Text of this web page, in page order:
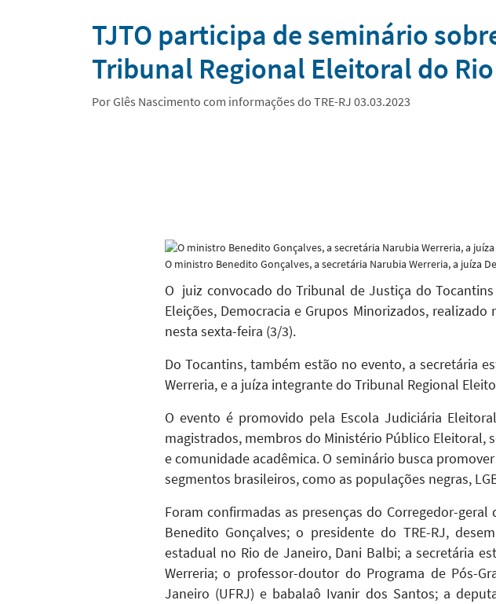
Notícias
TJTO participa de seminário
Tribunal Regional Eleitoral do
Por Glês Nascimento com informações do TRE-RJ 03.03.2023
O ministro Benedito Gonçalves, a secretária Narubia Werreria, a juíza
O juiz convocado do Tribunal de Justiça do
Eleições, Democracia e Grupos Minorizados,
nesta sexta-feira (3/3).
Do Tocantins, também estão no evento, a secretária
Werreria, e a juíza integrante do Tribunal Regional
O evento é promovido pela Escola Judiciária
magistrados, membros do Ministério Público Eleitoral,
e comunidade acadêmica. O seminário busca
segmentos brasileiros, como as populações negras,
Foram confirmadas as presenças do Corregedor-
Benedito Gonçalves; o presidente do TRE-RJ,
estadual no Rio de Janeiro, Dani Balbi; a secretária
Werreria; o professor-doutor do Programa de Pós-
Janeiro (UFRJ) e babalaô Ivanir dos Santos; a